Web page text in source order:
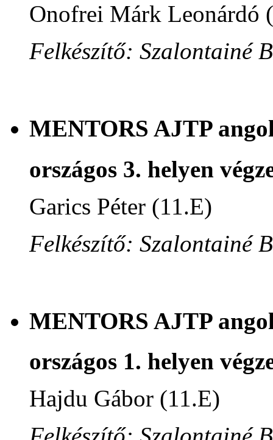
Onofrei Márk Leonárdó
Felkészítő: Szalontainé
MENTORS AJTP
országos 3. helyen
Garics Péter (11.E)
Felkészítő: Szalontainé
MENTORS AJTP
országos 1. helyen
Hajdu Gábor (11.E)